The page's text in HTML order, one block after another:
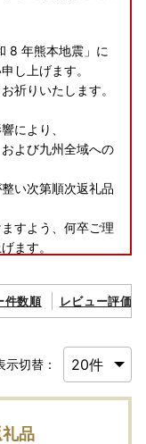
8 年熊本地震」に
し上げます。
祈りいたします。
により、
よび九州全域への
い次第順次返礼品
すよう、何卒ご理
ます。
件数順 レビュー評価順
示切替：
品